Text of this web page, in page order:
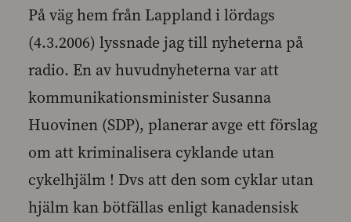
På väg hem från Lappland i lördags
(4.3.2006) lyssnade jag till nyheterna på
radio. En av huvudnyheterna var att
kommunikationsminister Susanna
Huovinen (SDP), planerar avge ett förslag
om att kriminalisera cyklande utan
cykelhjälm ! Dvs att den som cyklar utan
hjälm kan bötfällas enligt kanadensisk